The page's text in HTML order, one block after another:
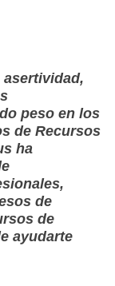
peso en los
de Recursos
ha
de
de
ayudarte